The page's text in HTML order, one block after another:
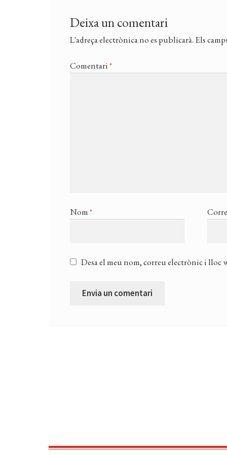
Deixa un comentari
L'adreça electrònica no es publicarà. Els
Comentari*
Nom*
Desa el meu nom, correu electrònic i lloc